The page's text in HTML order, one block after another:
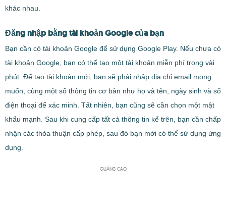
khác nhau.
Đăng nhập bằng tài khoản Google của bạn
Bạn cần có tài khoản Google để sử dụng Google Play. Nếu chưa có
tài khoản Google, bạn có thể tạo một tài khoản miễn phí trong vài
phút. Để tạo tài khoản mới, bạn sẽ phải nhập địa chỉ email mong
muốn, cùng một số thông tin cơ bản như họ và tên, ngày sinh và số
điện thoại để xác minh. Tất nhiên, bạn cũng sẽ cần chọn một mật
khẩu mạnh. Sau khi cung cấp tất cả thông tin kể trên, bạn cần chấp
nhận các thỏa thuận cấp phép, sau đó bạn mới có thể sử dụng ứng
dụng.
QUẢNG CÁO